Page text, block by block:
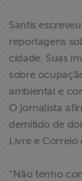
dos
Notícias
Associe-se
Doe para
Santis
reportagens
cidade. Suas
sobre
ambiental e
O jornalista
demitido de
Livre e Correio
“Não tenho